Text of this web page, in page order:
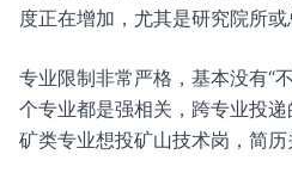
度正在增加，尤其是研究院所或
专业限制非常严格，基本没有“
个专业都是强相关，跨专业投
矿类专业想投矿山技术岗，简历